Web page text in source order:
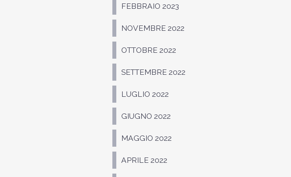
FEBBRAIO 2023
NOVEMBRE 2022
OTTOBRE 2022
SETTEMBRE 2022
LUGLIO 2022
GIUGNO 2022
MAGGIO 2022
APRILE 2022